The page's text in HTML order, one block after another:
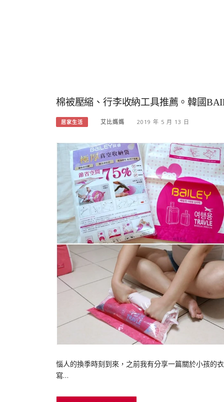
棉被壓縮、行李收納工具推薦。韓國
居家生活 艾比媽媽 2019 年 5 月 13 日
惱人的換季時刻到來，之前我有分享一篇關於小孩的
寫…